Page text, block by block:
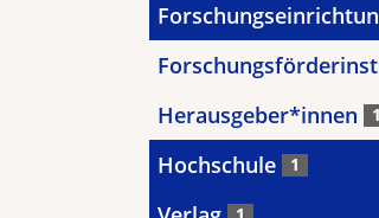
Herausgeber*innen 1
Hochschule 1